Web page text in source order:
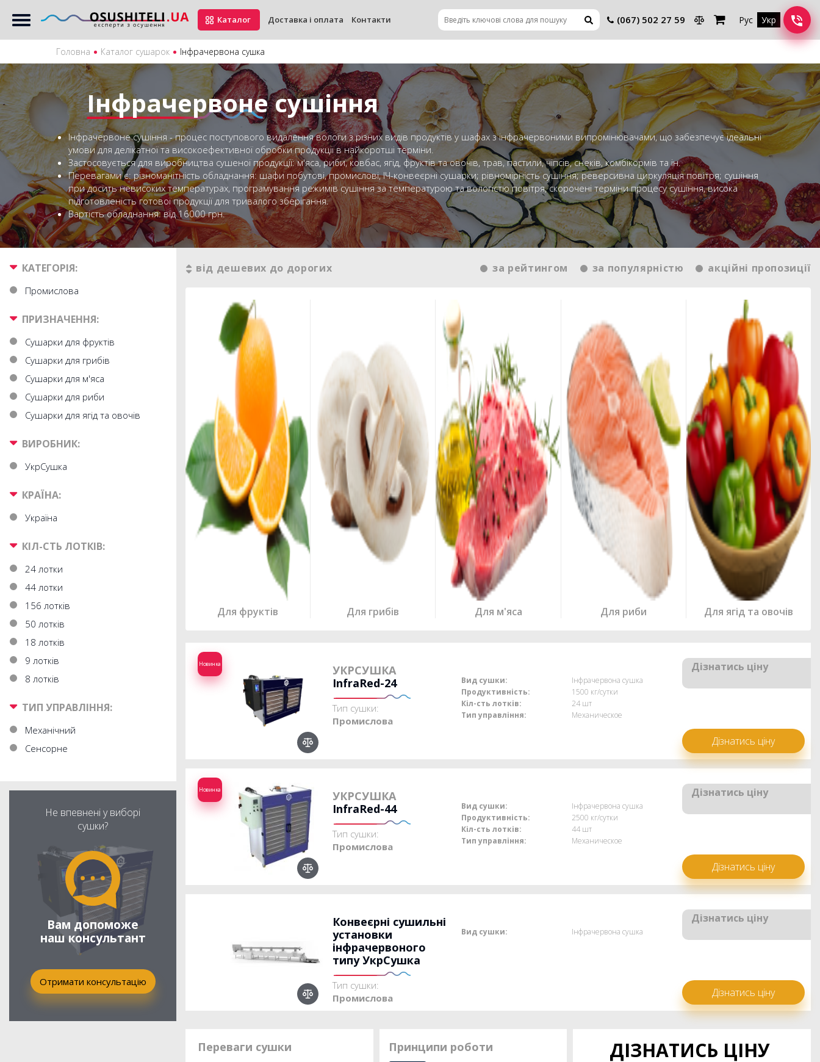
Каталог Доставка і оплата Контакти (067) 502 27 59 Рус Укр
Головна Каталог сушарок Інфрачервона сушка
Інфрачервоне сушіння
Інфрачервоне сушіння - процес поступового видалення вологи з різних видів продуктів у шафах з інфрачервоними випромінювачами, що забезпечує ідеальні
умови для делікатної та високоефективної обробки продукції в найкоротші терміни.
Застосовується для виробництва сушеної продукції: м'яса, риби, ковбас, ягід, фруктів та овочів, трав, пастили, чіпсів, снеків, комбікормів та ін.
Перевагами є: різноманітність обладнання: шафи побутові, промислові, ІЧ-конвеєрні сушарки; рівномірність сушіння; реверсивна циркуляція повітря; сушіння
при досить невисоких температурах, програмування режимів сушіння за температурою та вологістю повітря, скорочені терміни процесу сушіння, висока
підготовленість готової продукції для тривалого зберігання.
Вартість обладнання: від 16000 грн.
КАТЕГОРІЯ:
Промислова
ПРИЗНАЧЕННЯ:
Сушарки для фруктів
Сушарки для грибів
Сушарки для м'яса
Сушарки для риби
Сушарки для ягід та овочів
ВИРОБНИК:
УкрСушка
КРАЇНА:
Україна
КІЛ-СТЬ ЛОТКІВ:
24 лотки
44 лотки
156 лотків
50 лотків
18 лотків
9 лотків
8 лотків
ТИП УПРАВЛІННЯ:
Механічний
Cенсорне
Не впевнені у виборі
сушки?
Вам допоможе
наш консультант
Отримати консультацію
від дешевих до дорогих за рейтингом за популярністю акційні пропозиції
Для фруктів Для грибів Для м'яса Для риби Для ягід та овочів
Новинка
УКРСУШКА
InfraRed-24
Тип сушки:
Промислова
Вид сушки:
Інфрачервона сушка
Продуктивність:
1500 кг/сутки
Кіл-сть лотків:
24 шт
Тип управління:
Механическое
Дізнатись ціну
Дізнатись ціну
Новинка
УКРСУШКА
InfraRed-44
Тип сушки:
Промислова
Вид сушки:
Інфрачервона сушка
Продуктивність:
2500 кг/сутки
Кіл-сть лотків:
44 шт
Тип управління:
Механическое
Дізнатись ціну
Дізнатись ціну
Конвеєрні сушильні
установки
інфрачервоного
типу УкрСушка
Тип сушки:
Промислова
Вид сушки: Інфрачервона сушка
Дізнатись ціну
Дізнатись ціну
Переваги сушки Принципи роботи ДІЗНАТИСЬ ЦІНУ